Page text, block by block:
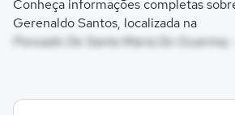
Conheça informações completas
Gerenaldo Santos, localizada na
Povoado De Santa Maria Do Guarima,